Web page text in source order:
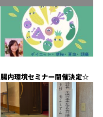
腸内環境セミナー開催決定☆